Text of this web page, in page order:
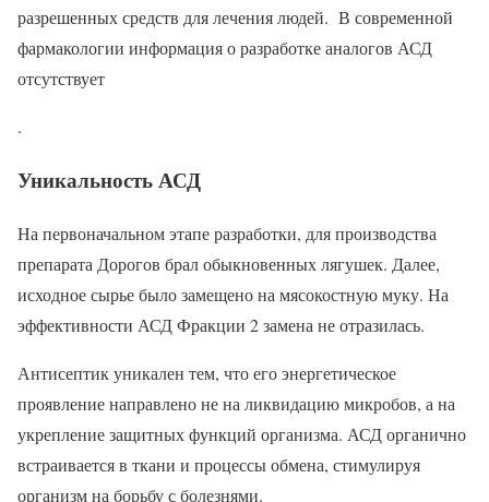
разрешенных средств для лечения людей. В современной
фармакологии информация о разработке аналогов АСД
отсутствует
.
Уникальность АСД
На первоначальном этапе разработки, для производства
препарата Дорогов брал обыкновенных лягушек. Далее,
исходное сырье было замещено на мясокостную муку. На
эффективности АСД Фракции 2 замена не отразилась.
Антисептик уникален тем, что его энергетическое
проявление направлено не на ликвидацию микробов, а на
укрепление защитных функций организма. АСД органично
встраивается в ткани и процессы обмена, стимулируя
организм на борьбу с болезнями.